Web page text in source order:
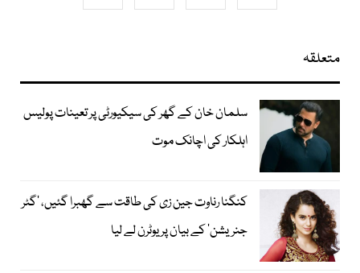
متعلقہ
سلمان خان کے گھر کی سیکیورٹی پر تعینات پولیس
اہلکار کی اچانک موت
کنگنا رناوت جین زی کی طاقت سے گھبرا گئیں، ’گٹر
جنریشن‘ کے بیان پر یوٹرن لے لیا